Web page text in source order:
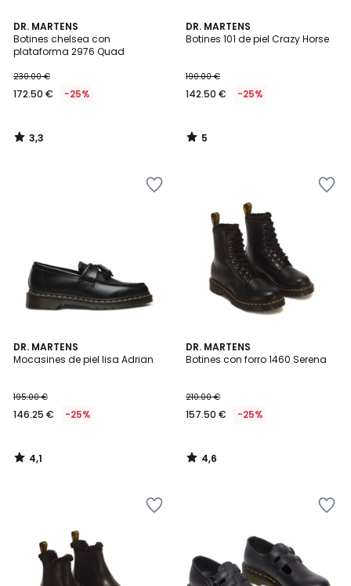
DR. MARTENS
Botines chelsea con
plataforma 2976 Quad
230.00 €
172.50 € -25%
3,3
/ 5
3,3
/
DR. MARTENS
Botines 101 de piel Crazy Horse
190.00 €
142.50 € -25%
5
/
5
/
DR. MARTENS
Mocasines de piel lisa Adrian
195.00 €
146.25 € -25%
4,1
/ 5
4,1
/
DR. MARTENS
Botines con forro 1460 Serena
210.00 €
157.50 € -25%
4,6
/ 5
4,6
/